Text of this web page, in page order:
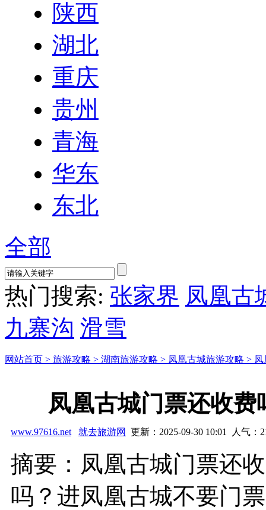
陕西
湖北
重庆
贵州
青海
华东
东北
全部
热门搜索: 张家界 凤凰古
九寨沟 滑雪
网站首页 > 旅游攻略 > 湖南旅游攻略 > 凤凰古城旅游攻略 >
凤凰古城门票还收
www.97616.net 就去旅游网 更新：2025-09-30 10:01 人气：
摘要：凤凰古城门票还
吗？进凤凰古城不要门